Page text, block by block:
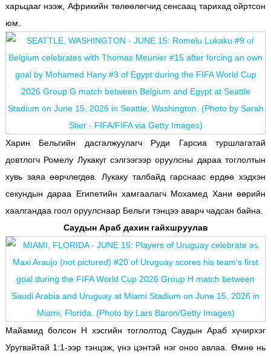
харьцааг нээж, Африкийн төлөөлөгчид сенсаац тарихад ойртсон
юм.
Харин Бельгийн дасгалжуулагч Руди Гарсиа туршлагатай
довтлогч Ромелу Лукакуг сэлгээгээр оруулсны дараа тоглолтын
хувь заяа өөрчлөгдөв. Лукаку талбайд гарснаас ердөө хэдхэн
секундын дараа Египетийн хамгаалагч Мохамед Хани өөрийн
хаалгандаа гоол оруулснаар Бельги тэнцээ аварч чадсан байна.
Саудын Араб дахин гайхшруулав
Майамид болсон H хэсгийн тоглолтод Саудын Араб хүчирхэг
Уругвайтай 1:1-ээр тэнцэж, үнэ цэнтэй нэг оноо авлаа. Өмнө нь